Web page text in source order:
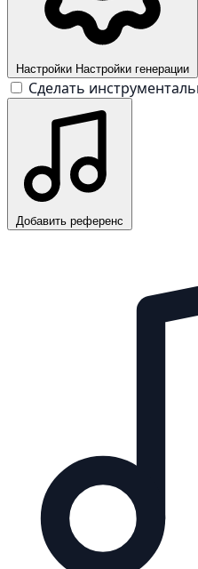
Настройки Настройки генерации
Сделать
Добавить референс